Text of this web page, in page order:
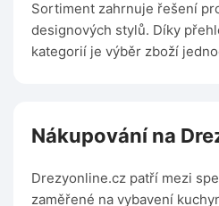
Sortiment zahrnuje řešení
designových stylů. Díky
kategorií je výběr zboží
Nákupování na
Drezyonline.cz patří mezi
zaměřené na vybavení